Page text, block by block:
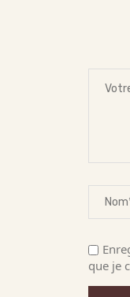
que je